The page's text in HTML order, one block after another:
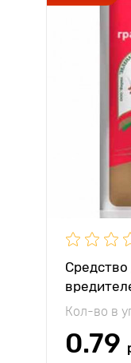
Кол-во в
0.79